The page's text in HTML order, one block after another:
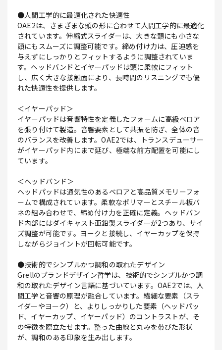
●人間工学的に最適化された快適性
OAE2は、さまざまな頭の形に合わせて人間工学的に最適化
されています。伸縮式スライダーは、大きな頭にも小さな
頭にもスムーズに調整可能です。締め付け力は、圧迫感を
与えずにしっかりとフィットするように調整されていま
す。ヘッドバンドとイヤーパッドは頭に柔軟にフィット
し、広く大きな接触面により、長時間のリスニングでも優
れた快適性を提供します。
＜イヤーパッド＞
イヤーパッドは音響特性を定義したフォームに高級ベロア
を張り付けて製造。音響要素として共振を防ぎ、全体の音
のバランスを改善します。OAE2では、トランスデューサー
がイヤーパッド内にまで延び、極端な前方配置を可能にし
ています。
＜ヘッドバンド＞
ヘッドパッドは通気性のあるベロアと高品質メモリーフォ
ームで構成されています。柔軟なポリマーとスチール板バ
ネの組み合わせで、締め付け力を正確に定義。ヘッドバン
ド内部にはダイキャスト亜鉛製スライダーが2つあり、サイ
ズ調整が可能です。ヨークと接続し、イヤーカップを保持
しながらジョイントが回転可能です。
●技術的でシンプルかつ調和の取れたデザイン
Grellのブランドデザイン哲学は、技術的でシンプルかつ調
和の取れたデザイン言語に基づいています。OAE2では、人
間工学と音響の原理が融合しています。繊細な要素（スラ
イダーやヨーク）と、よりしっかりした要素（ヘッドパッ
ド、イヤーカップ、イヤーパッド）のコントラストが、そ
の特徴を際立たせます。整った曲線と丸みを帯びた形状
が、調和のある印象を生み出します。